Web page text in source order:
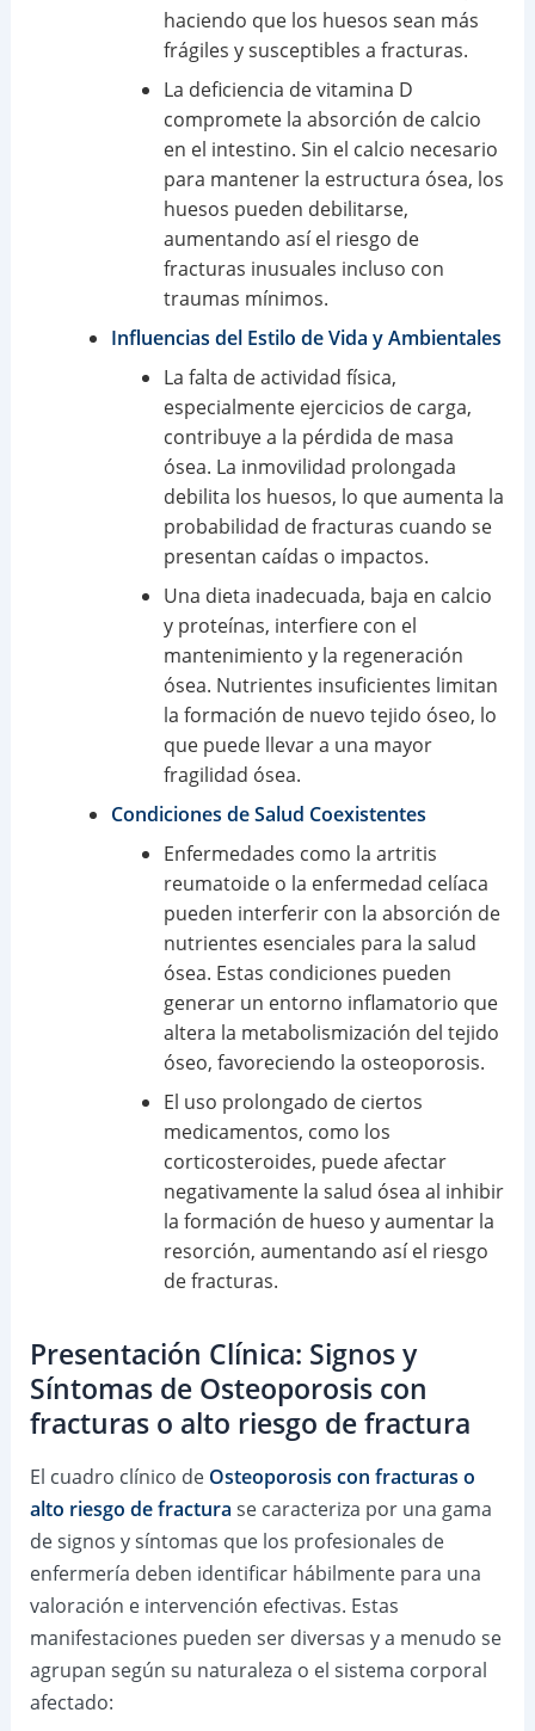
haciendo que los huesos sean más
frágiles y susceptibles a fracturas.
La deficiencia de vitamina D
compromete la absorción de calcio
en el intestino. Sin el calcio necesario
para mantener la estructura ósea, los
huesos pueden debilitarse,
aumentando así el riesgo de
fracturas inusuales incluso con
traumas mínimos.
Influencias del Estilo de Vida y Ambientales
La falta de actividad física,
especialmente ejercicios de carga,
contribuye a la pérdida de masa
ósea. La inmovilidad prolongada
debilita los huesos, lo que aumenta la
probabilidad de fracturas cuando se
presentan caídas o impactos.
Una dieta inadecuada, baja en calcio
y proteínas, interfiere con el
mantenimiento y la regeneración
ósea. Nutrientes insuficientes limitan
la formación de nuevo tejido óseo, lo
que puede llevar a una mayor
fragilidad ósea.
Condiciones de Salud Coexistentes
Enfermedades como la artritis
reumatoide o la enfermedad celíaca
pueden interferir con la absorción de
nutrientes esenciales para la salud
ósea. Estas condiciones pueden
generar un entorno inflamatorio que
altera la metabolismización del tejido
óseo, favoreciendo la osteoporosis.
El uso prolongado de ciertos
medicamentos, como los
corticosteroides, puede afectar
negativamente la salud ósea al inhibir
la formación de hueso y aumentar la
resorción, aumentando así el riesgo
de fracturas.
Presentación Clínica: Signos y
Síntomas de Osteoporosis con
fracturas o alto riesgo de fractura
El cuadro clínico de Osteoporosis con fracturas o
alto riesgo de fractura se caracteriza por una gama
de signos y síntomas que los profesionales de
enfermería deben identificar hábilmente para una
valoración e intervención efectivas. Estas
manifestaciones pueden ser diversas y a menudo se
agrupan según su naturaleza o el sistema corporal
afectado: